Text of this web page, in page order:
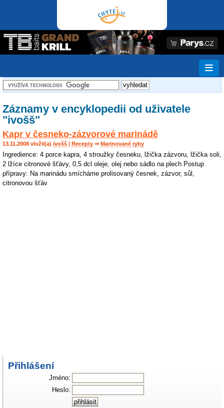
Záznamy v encyklopedii od uživatele
"ivošš"
Kapr v česneko-zázvorové marinádě
13.11.2008 vložil(a) ivošš | Recepty ⇒ Marinované ryby
Ingredience: 4 porce kapra, 4 stroužky česneku, lžička zázvoru, lžička soli,
2 lžíce citronové šťávy, 0,5 dcl oleje, olej nebo sádlo na plech Postup
přípravy: Na marinádu smícháme prolisovaný česnek, zázvor, sůl,
citronovou šťáv
Přihlášení
Jméno:
Heslo: